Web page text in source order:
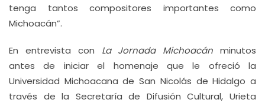
tenga tantos compositores importantes como
Michoacán”.
En entrevista con La Jornada Michoacán minutos
antes de iniciar el homenaje que le ofreció la
Universidad Michoacana de San Nicolás de Hidalgo a
través de la Secretaría de Difusión Cultural, Urieta